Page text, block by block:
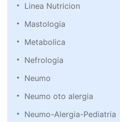
Linea Nutricion
Mastologia
Metabolica
Nefrologia
Neumo
Neumo oto alergia
Neumo-Alergia-Pediatria